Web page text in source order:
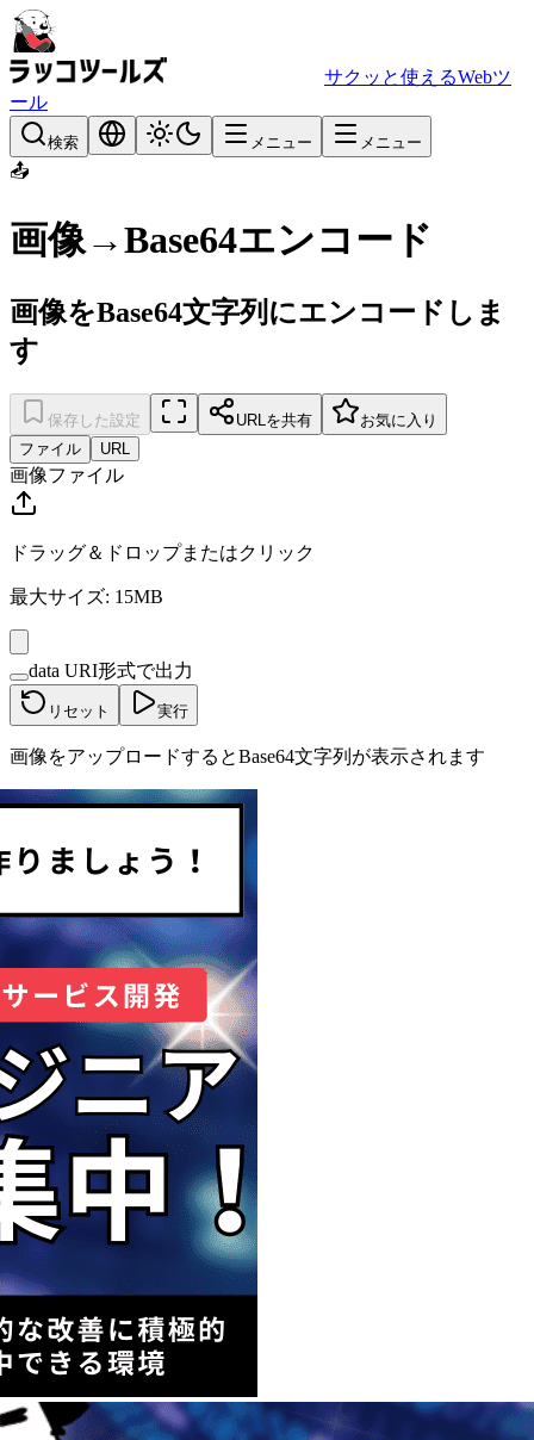
サクッと使えるWebツ
ール
検索 メニュー メニュー
📤
画像→Base64エンコード
画像をBase64文字列にエンコードしま
す
保存した設定 URLを共有
お気に入り
ファイル
URL
画像ファイル
ドラッグ＆ドロップまたはクリック
最大サイズ: 15MB
data URI形式で出力
リセット 実行
画像をアップロードするとBase64文字列が表示されます